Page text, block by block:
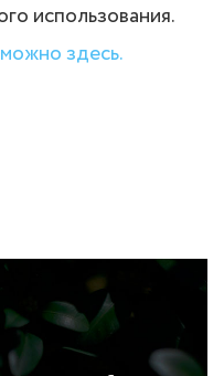
использования.
здесь.